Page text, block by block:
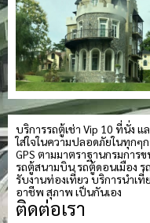
บริการรถตู้เช่า Vip 10 ที่นั่ง
ใส่ใจในความปลอดภัยในทุกๆ
GPS ตามมาตราฐานกรมการ
รถตู้สนามบิน รถตู้ดอนเมือง
รับงานท่องเที่ยว บริการนำเ
อาชีพ สุภาพ เป็นกันเอง
ติดต่อเรา